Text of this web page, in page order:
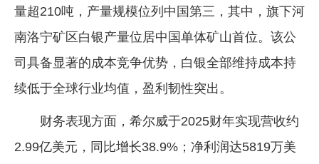
量超210吨，产量规模位列中国第三，其中，旗下河
南洛宁矿区白银产量位居中国单体矿山首位。该公
司具备显著的成本竞争优势，白银全部维持成本持
续低于全球行业均值，盈利韧性突出。
财务表现方面，希尔威于2025财年实现营收约
2.99亿美元，同比增长38.9%；净利润达5819万美